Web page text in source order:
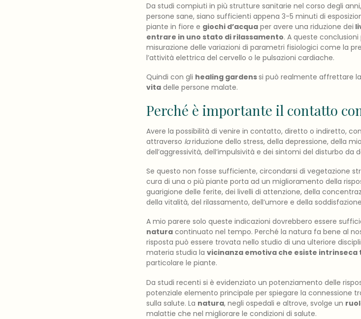
Da studi compiuti in più strutture sanitarie nel corso degli
persone sane, siano sufficienti appena 3-5 minuti di
piante in fiore e giochi d’acqua per avere una riduzione dei
entrare in uno stato di rilassamento. A queste
misurazione delle variazioni di parametri fisiologici come la
l’attività elettrica del cervello o le pulsazioni cardiache.
Quindi con gli healing gardenssi può realmente affrettare la
vita delle persone malate.
Perché è importante il contatto
Avere la possibilità di venire in contatto, diretto o indiretto,
attraverso lariduzione dello stress, della depressione, della
dell’aggressività, dell’impulsività e dei sintomi del disturbo
Se questo non fosse sufficiente, circondarsi di vegetazione
cura di una o più piante porta ad un miglioramento della
guarigione delle ferite, dei livelli di attenzione, della
della vitalità, del rilassamento, dell’umore e della
A mio parere solo queste indicazioni dovrebbero essere
natura continuato nel tempo. Perché la natura fa bene al
risposta può essere trovata nello studio di una ulteriore
materia studia la vicinanza emotiva che esiste intrinseca
particolare le piante.
Da studi recenti si è evidenziato un potenziamento delle
potenziale elemento principale per spiegare la connessione
sulla salute. La natura, negli ospedali e altrove, svolge un
malattie che nel migliorare le condizioni di salute.